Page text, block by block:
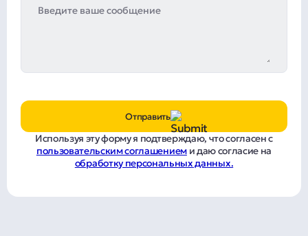
Отправить
Используя эту форму я подтверждаю, что согласен с
пользовательским соглашениеми даю согласие на
обработку персональных данных.